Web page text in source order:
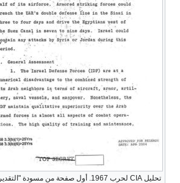
تحليل CIA لحرب 1967. أول صفحة من مسودة "التقدير